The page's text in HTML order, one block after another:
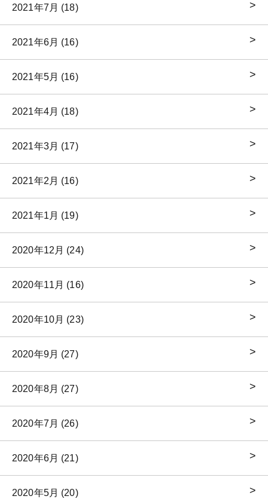
2021年7月 (18)
2021年6月 (16)
2021年5月 (16)
2021年4月 (18)
2021年3月 (17)
2021年2月 (16)
2021年1月 (19)
2020年12月 (24)
2020年11月 (16)
2020年10月 (23)
2020年9月 (27)
2020年8月 (27)
2020年7月 (26)
2020年6月 (21)
2020年5月 (20)